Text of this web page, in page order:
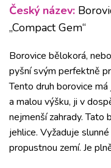
Český název:
„Compact Gem“
Borovice bělokorá,
pyšní svým perfektně
Tento druh borovice
a malou výšku, ji v
nejmenší zahrady. Tato
jehlice. Vyžaduje
propustnou zemí. Je